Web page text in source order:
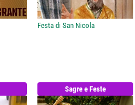
Festa di San Nicola
Sagre e Feste